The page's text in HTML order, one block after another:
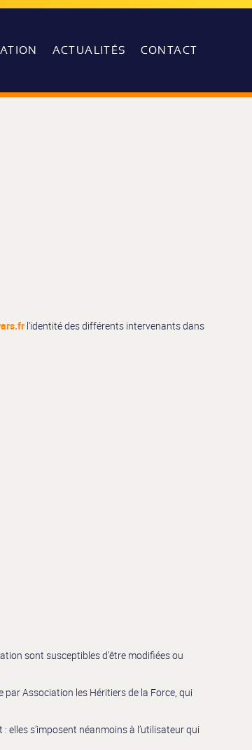
ACTUALITÉS CONTACT
l'identité des différents intervenants dans
sont susceptibles d’être modifiées ou
Association les Héritiers de la Force, qui
s’imposent néanmoins à l’utilisateur qui